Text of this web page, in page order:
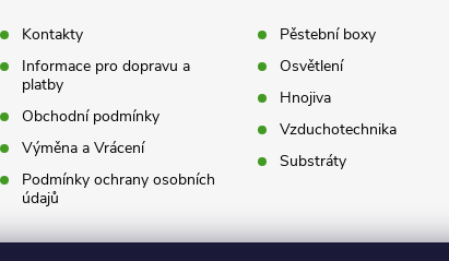
Kontakty
Informace pro dopravu a
platby
Obchodní podmínky
Výměna a Vrácení
Podmínky ochrany osobních
údajů
Pěstební boxy
Osvětlení
Hnojiva
Vzduchotechnika
Substráty